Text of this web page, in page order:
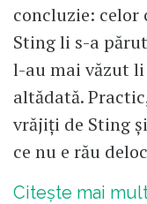
concluzie: celor
Sting li s-a
l-au mai văzut
altădată.
vrăjiți de Sting
ce nu e rău
Citește mai